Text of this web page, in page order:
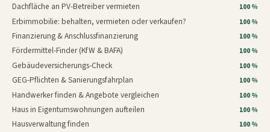
Dachfläche an PV-Betreiber vermieten 100 %
Erbimmobilie: behalten, vermieten oder verkaufen? 100 %
Finanzierung & Anschlussfinanzierung 100 %
Fördermittel-Finder (KfW & BAFA) 100 %
Gebäudeversicherungs-Check 100 %
GEG-Pflichten & Sanierungsfahrplan 100 %
Handwerker finden & Angebote vergleichen 100 %
Haus in Eigentumswohnungen aufteilen 100 %
Hausverwaltung finden 100 %